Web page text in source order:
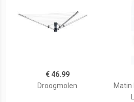
€ 46.99
Droogmolen
Matin